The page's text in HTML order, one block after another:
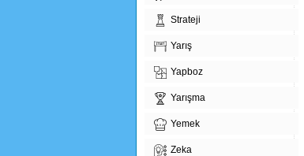
Strateji
Yarış
Yapboz
Yarışma
Yemek
Zeka